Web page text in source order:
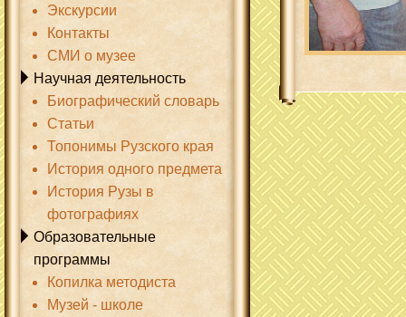
Экскурсии
Контакты
СМИ о музее
Научная деятельность
Биографический словарь
Статьи
Топонимы Рузского края
История одного предмета
История Рузы в
фотографиях
Образовательные
программы
Копилка методиста
Музей - школе